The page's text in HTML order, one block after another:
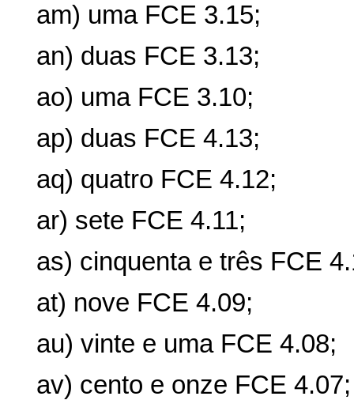
am) uma FCE 3.15;
an) duas FCE 3.13;
ao) uma FCE 3.10;
ap) duas FCE 4.13;
aq) quatro FCE 4.12;
ar) sete FCE 4.11;
as) cinquenta e três FCE
at) nove FCE 4.09;
au) vinte e uma FCE 4.08;
av) cento e onze FCE 4.07;